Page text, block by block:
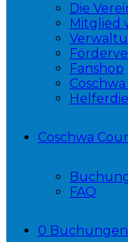
Die
Mitglied
Fanshop
Coschwa
FAQ
0 Buchungen